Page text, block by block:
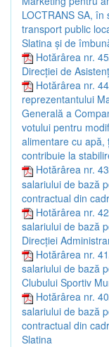
LOCTRANS SA,
transport public
Slatina și de
Hotărârea nr.
Direcției de
Hotărârea nr.
reprezentantului
Generală a
votului pentru
alimentare cu apă,
contribuie la
Hotărârea nr.
salariului de bază
contractual din
Hotărârea nr.
salariului de bază
Direcției
Hotărârea nr.
salariului de bază
Clubului Sportiv
Hotărârea nr.
salariului de bază
contractual din
Slatina